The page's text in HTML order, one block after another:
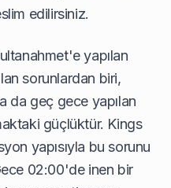
edilirsiniz.
yapılan
sorunlardan biri,
da geç gece yapılan
güçlüktür. Kings
yapısıyla bu sorunu
02:00'de inen bir